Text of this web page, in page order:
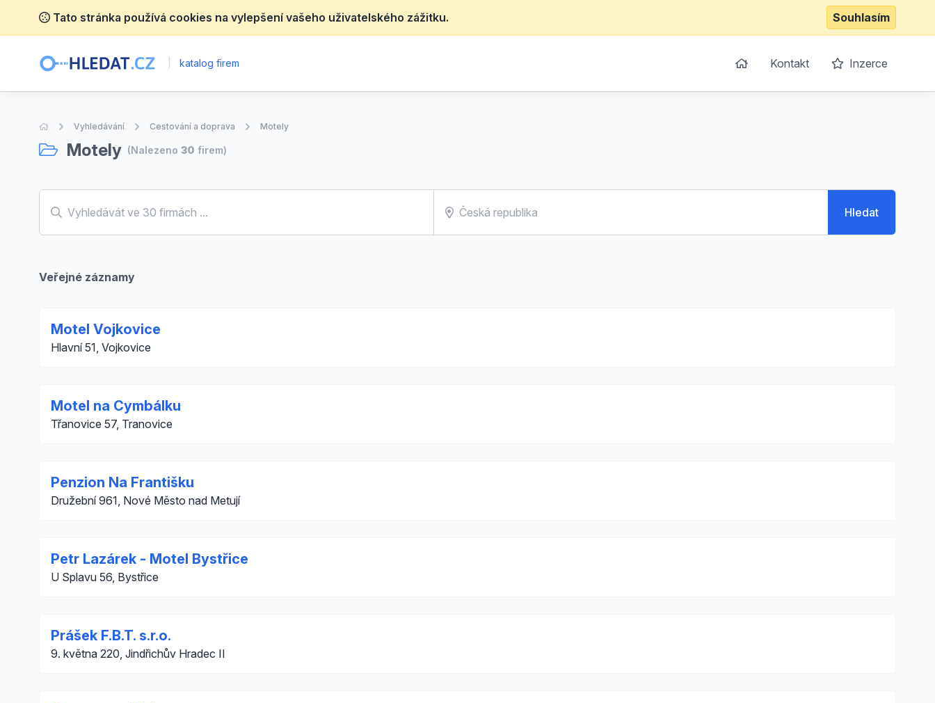
Tato stránka používá cookies na vylepšení vašeho uživatelského zážitku. Souhlasím
katalog firem Kontakt Inzerce
Úvodní stránka
Vyhledávání Cestování a doprava Motely
Motely (Nalezeno 30 firem)
Hledat
Veřejné záznamy
Motel Vojkovice
Hlavní 51, Vojkovice
Motel na Cymbálku
Třanovice 57, Tranovice
Penzion Na Františku
Družební 961, Nové Město nad Metují
Petr Lazárek - Motel Bystřice
U Splavu 56, Bystřice
Prášek F.B.T. s.r.o.
9. května 220, Jindřichův Hradec II